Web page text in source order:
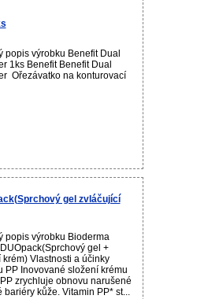
popis výrobku Benefit Dual
1ks Benefit Benefit Dual
Ořezávatko na konturovací
gel zvláčující
popis výrobku Bioderma
gel +
krém) Vlastnosti a účinky
PP Inovované složení krému
zrychluje obnovu narušené
bariéry kůže. Vitamin PP* st...